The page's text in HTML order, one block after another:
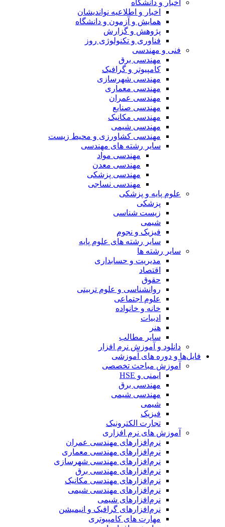
اخبار و دانشگاه
اخبار و اطلاعیه نواندیشان
همایش و آزمون و دانشگاه
پژوهش و گزارش
فناوری و تکنولوژی روز
فنی و مهندسی
مهندسی برق
کامپیوتر و گرافیک
مهندسی شهرسازی
مهندسی معماری
مهندسی عمران
مهندسی صنایع
مهندسی مکانیک
مهندسی شیمی
مهندسی کشاورزی و محیط زیست
سایر رشته های مهندسی
مهندسی مواد
مهندسی معدن
مهندسی پزشکی
مهندسی نساجی
علوم پایه و پزشکی
پزشکی
زیست شناسی
شیمی
فیزیک و نجوم
سایر رشته های علوم پایه
سایر رشته ها
مدیریت و حسابداری
اقتصاد
حقوق
روانشناسی و علوم تربیتی
علوم اجتماعی
خانه و خانواده
ادبیات
هنر
سایر مطالب
دانلود و آموزش نرم افزار
فایل‌ها و دوره های آموزشی
آموزش مباحث تخصصی
ایمنی و HSE
مهندسی برق
مهندسی شیمی
شیمی
فیزیک
تجارت الکترونیک
آموزش های نرم افزاری
نرم‌افزارهای مهندسی عمران
نرم‌افزارهای مهندسی معماری
نرم‌افزارهای مهندسی شهرسازی
نرم‌افزارهای مهندسی برق
نرم‌افزارهای مهندسی مکانیک
نرم‌افزارهای مهندسی شیمی
نرم‌افزارهای شیمی
نرم‌افزارهای گرافیک و انیمیشن
مهارت های کامپیوتری